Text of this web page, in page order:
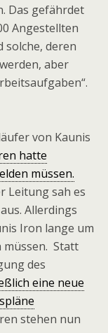
Das gefährdet
Angestellten
solche, deren
aber
von Kaunis
hatte
müssen.
Leitung sah es
Allerdings
Iron lange um
müssen. Statt
des
eine neue
stehen nun